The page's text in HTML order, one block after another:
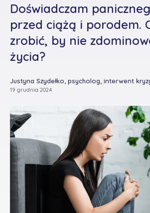
Doświadczam
przed ciążą i porodem.
zrobić, by nie
życia?
Justyna Szydełko, psycholog, interwent
19 grudnia 2024